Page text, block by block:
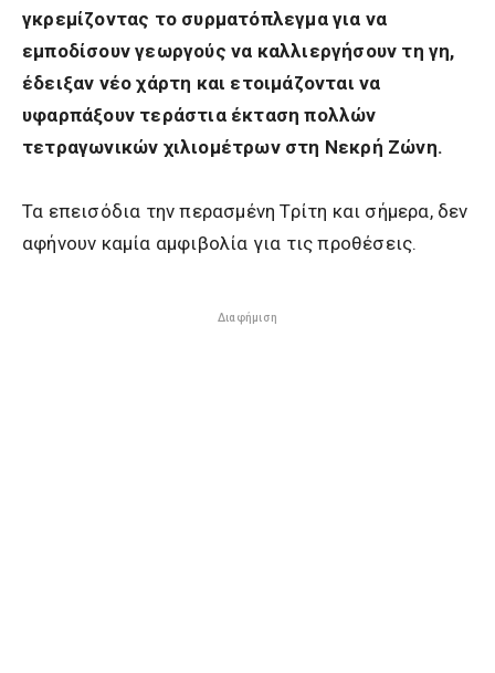
γκρεμίζοντας το συρματόπλεγμα για να
εμποδίσουν γεωργούς να καλλιεργήσουν τη γη,
έδειξαν νέο χάρτη και ετοιμάζονται να
υφαρπάξουν τεράστια έκταση πολλών
τετραγωνικών χιλιομέτρων στη Νεκρή Ζώνη.
Τα επεισόδια την περασμένη Τρίτη και σήμερα, δεν
αφήνουν καμία αμφιβολία για τις προθέσεις.
Διαφήμιση